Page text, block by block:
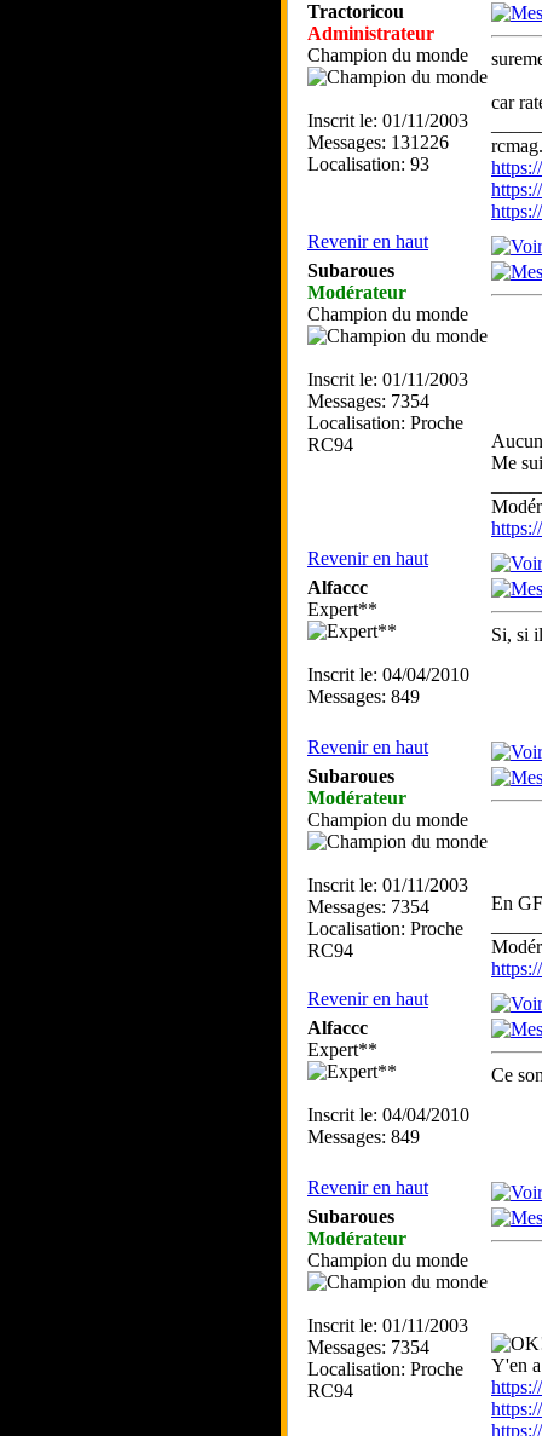
Tractoricou
Administrateur
Champion du monde
Inscrit le: 01/11/2003
Messages: 131226
Localisation: 93
car
Revenir en haut
Subaroues
Modérateur
Champion du monde
Inscrit le: 01/11/2003
Messages: 7354
Localisation: Proche
RC94
Me
Revenir en haut
Alfaccc
Expert**
Inscrit le: 04/04/2010
Messages: 849
Si, si
Revenir en haut
Subaroues
Modérateur
Champion du monde
Inscrit le: 01/11/2003
Messages: 7354
Localisation: Proche
RC94
En
Revenir en haut
Alfaccc
Expert**
Inscrit le: 04/04/2010
Messages: 849
Ce
Revenir en haut
Subaroues
Modérateur
Champion du monde
Inscrit le: 01/11/2003
Messages: 7354
Localisation: Proche
RC94
Y'en